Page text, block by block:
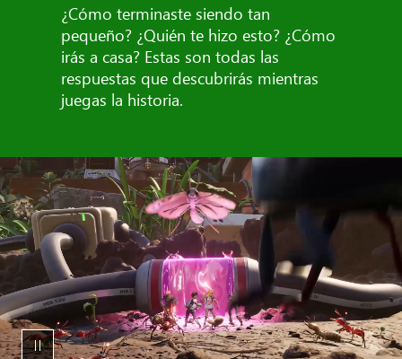
¿Cómo terminaste siendo tan
pequeño? ¿Quién te hizo esto? ¿Cómo
irás a casa? Estas son todas las
respuestas que descubrirás mientras
juegas la historia.